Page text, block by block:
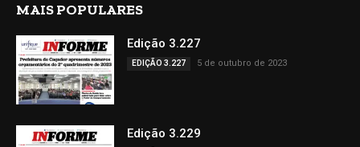
MAIS POPULARES
Edição 3.227
EDIÇÃO 3.227 5 de outubro de 2023
Edição 3.229